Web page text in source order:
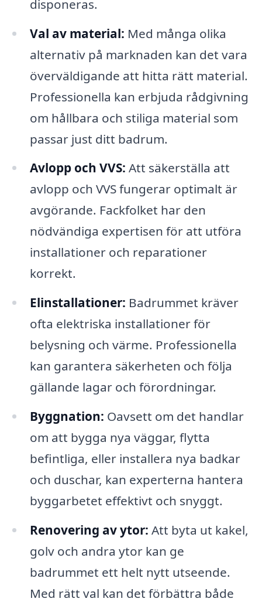
disponeras.
Val av material: Med många olika
alternativ på marknaden kan det vara
överväldigande att hitta rätt material.
Professionella kan erbjuda rådgivning
om hållbara och stiliga material som
passar just ditt badrum.
Avlopp och VVS: Att säkerställa att
avlopp och VVS fungerar optimalt är
avgörande. Fackfolket har den
nödvändiga expertisen för att utföra
installationer och reparationer
korrekt.
Elinstallationer: Badrummet kräver
ofta elektriska installationer för
belysning och värme. Professionella
kan garantera säkerheten och följa
gällande lagar och förordningar.
Byggnation: Oavsett om det handlar
om att bygga nya väggar, flytta
befintliga, eller installera nya badkar
och duschar, kan experterna hantera
byggarbetet effektivt och snyggt.
Renovering av ytor: Att byta ut kakel,
golv och andra ytor kan ge
badrummet ett helt nytt utseende.
Med rätt val kan det förbättra både